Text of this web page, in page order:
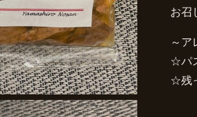
お召
～ア
☆パ
☆残